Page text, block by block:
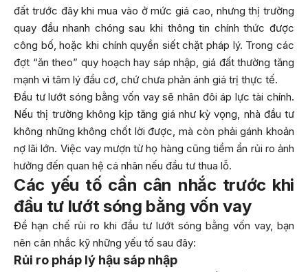
đất trước đây khi mua vào ở mức giá cao, nhưng thị trường
quay đầu nhanh chóng sau khi thông tin chính thức được
công bố, hoặc khi chính quyền siết chặt pháp lý. Trong các
đợt “ăn theo” quy hoạch hay sáp nhập, giá đất thường tăng
mạnh vì tâm lý đầu cơ, chứ chưa phản ánh giá trị thực tế.
Đầu tư lướt sóng bằng vốn vay sẽ nhân đôi áp lực tài chính.
Nếu thị trường không kịp tăng giá như kỳ vọng, nhà đầu tư
không những không chốt lời được, mà còn phải gánh khoản
nợ lãi lớn. Việc vay mượn từ họ hàng cũng tiềm ẩn rủi ro ảnh
hưởng đến quan hệ cá nhân nếu đầu tư thua lỗ.
Các yếu tố cần cân nhắc trước khi
đầu tư lướt sóng bằng vốn vay
Để hạn chế rủi ro khi đầu tư lướt sóng bằng vốn vay, bạn
nên cân nhắc kỹ những yếu tố sau đây:
Rủi ro pháp lý hậu sáp nhập